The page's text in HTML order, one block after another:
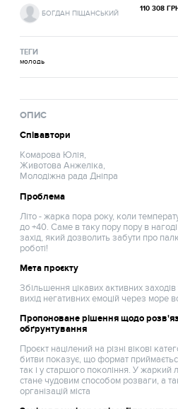
БОГДАН ПІЩАНСЬКИЙ
110 308
ТЕГИ
молодь
ОПИС
Співавтори
Комарова Юлія,
Животова Анжеліка,
Молодіжна рада Дніпра
Проблема
Літо - жарка пора року, коли
до +40. Саме в таку пору пору в
захід, який дозволить забути про
роботі!
Мета проєкту
Збільшення цікавих активних заходів
вихід негативних емоцій через море
Пропоноване рішення щодо
обґрунтування
Проєкт націлений на різні вікові
битви показує, що формат
так і у старшого покоління. У жаркий
стане чудовим способом розваги, а
організацій міста